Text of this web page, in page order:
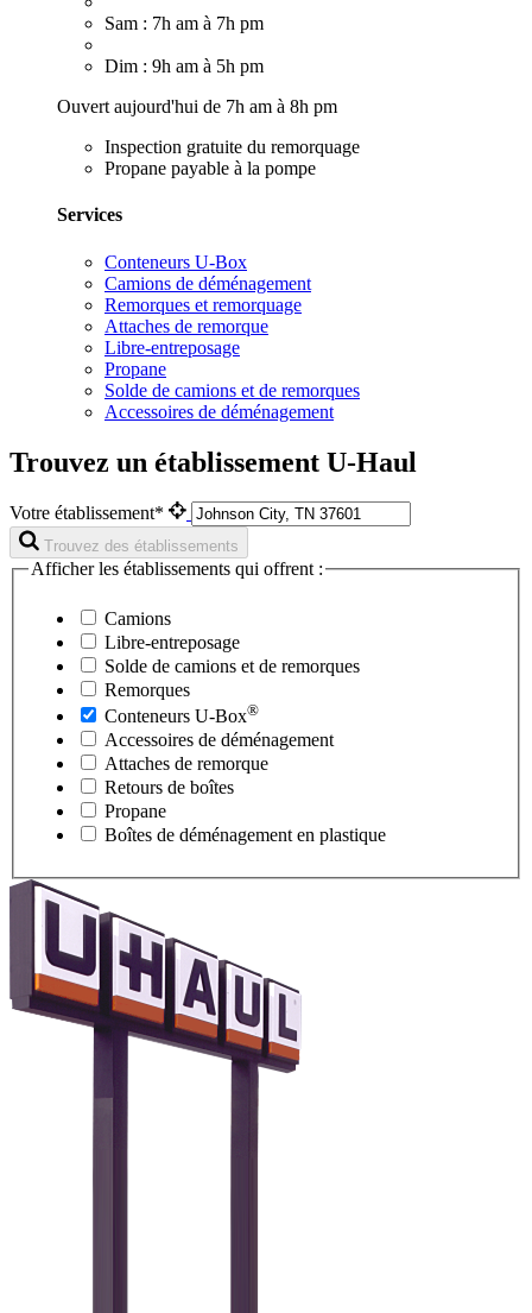
Sam : 7h am à 7h pm
Dim : 9h am à 5h pm
Ouvert aujourd'hui de 7h am à 8h pm
Inspection gratuite du remorquage
Propane payable à la pompe
Services
Conteneurs U-Box
Camions de déménagement
Remorques et remorquage
Attaches de remorque
Libre-entreposage
Propane
Solde de camions et de remorques
Accessoires de déménagement
Trouvez un établissement U-Haul
Votre établissement*
Trouvez des établissements
Afficher les établissements qui offrent :
Camions
Libre-entreposage
Solde de camions et de remorques
Remorques
Conteneurs U-Box®
Accessoires de déménagement
Attaches de remorque
Retours de boîtes
Propane
Boîtes de déménagement en plastique